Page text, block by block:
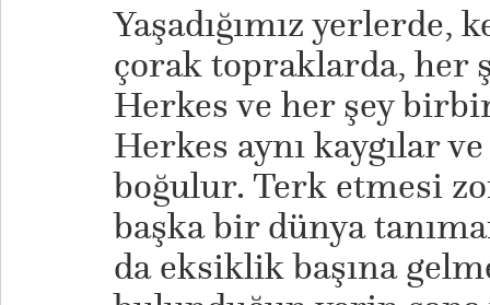
​Yaşadığımız yerlerde,
çorak topraklarda, her
Herkes ve her şey
Herkes aynı kaygılar
boğulur. Terk etmesi
başka bir dünya
da eksiklik başına